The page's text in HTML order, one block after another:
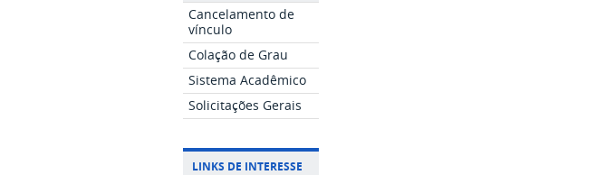
Cancelamento de
vínculo
Colação de Grau
Sistema Acadêmico
Solicitações Gerais
LINKS DE INTERESSE